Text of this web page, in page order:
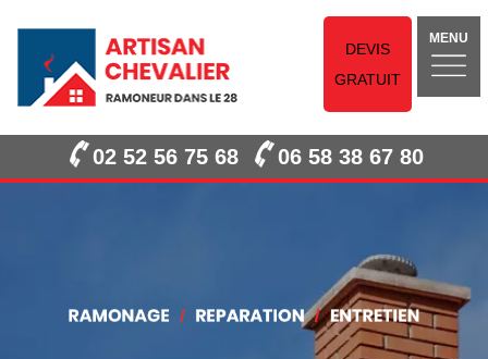
DEVIS
GRATUIT
MENU
02 52 56 75 68 06 58 38 67 80